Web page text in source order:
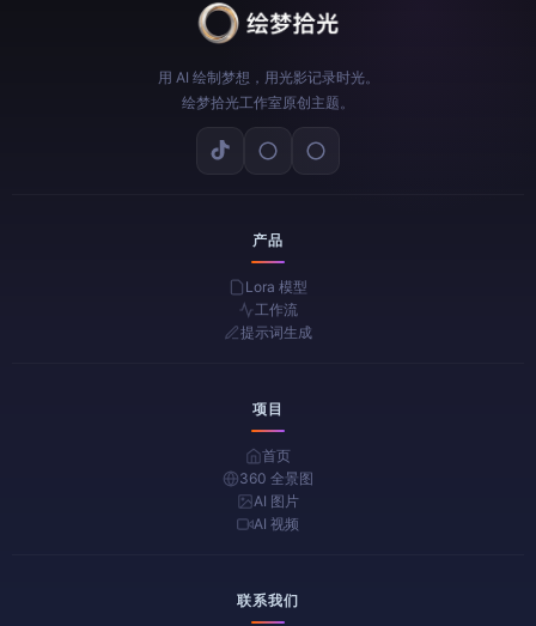
用 AI 绘制梦想，用光影记录时光。
绘梦拾光工作室原创主题。
产品
Lora 模型
工作流
提示词生成
项目
首页
360 全景图
AI 图片
AI 视频
联系我们